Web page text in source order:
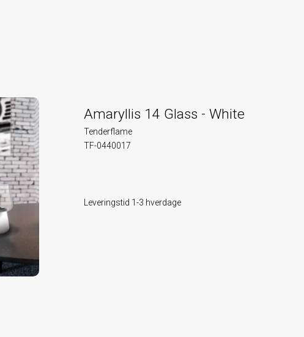
Amaryllis 14 Glass - White
Tenderflame
TF-0440017
Leveringstid 1-3 hverdage